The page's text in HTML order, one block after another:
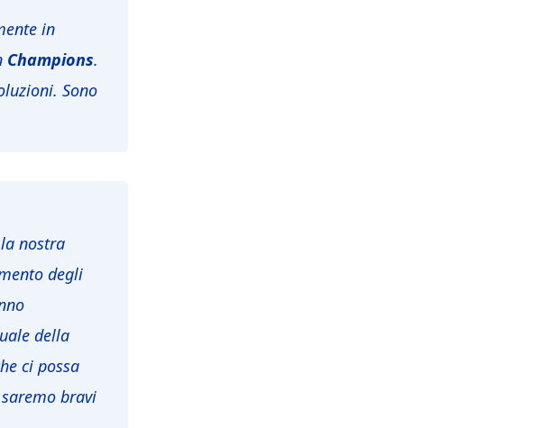
in
Champions.
Sono
nostra
degli
della
ci possa
bravi